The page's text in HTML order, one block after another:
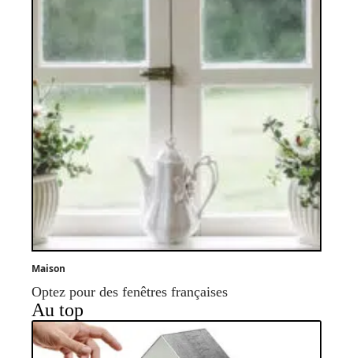
Maison
Optez pour des fenêtres françaises
Au top